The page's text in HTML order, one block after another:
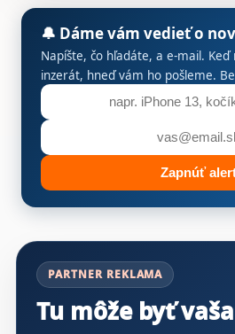
🔔 Dáme vám vedieť o
Napíšte, čo hľadáte, a e-mail.
inzerát, hneď vám ho pošleme.
Zapnúť
Výsledky inzerátov
PARTNER REKLAMA
Tu môže byť